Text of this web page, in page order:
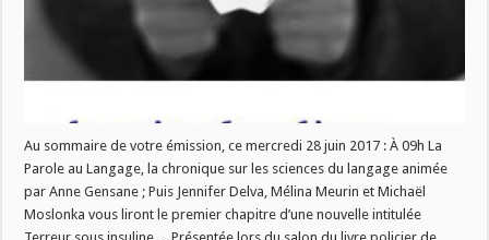
28
Au sommaire de votre émission, ce mercredi 28 juin 2017 : À 09h La
Parole au Langage, la chronique sur les sciences du langage animée
par Anne Gensane ; Puis Jennifer Delva, Mélina Meurin et Michaël
Moslonka vous liront le premier chapitre d’une nouvelle intitulée